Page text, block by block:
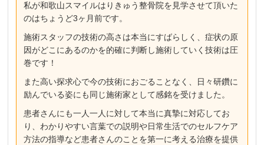
私が和歌山スマイルはりきゅう整骨院を見学させて頂いた
のはちょうど3ヶ月前です。
施術スタッフの技術の高さは本当にすばらしく、症状の原
因がどこにあるのかを的確に判断し施術していく技術は圧
巻です！
また高い探求心で今の技術におごることなく、日々研鑽に
励んでいる姿にも同じ施術家として感銘を受けました。
患者さんにも一人一人に対して本当に真摯に対応してお
り、わかりやすい言葉での説明や日常生活でのセルフケア
方法の指導など患者さんのことを第一に考える治療を提供